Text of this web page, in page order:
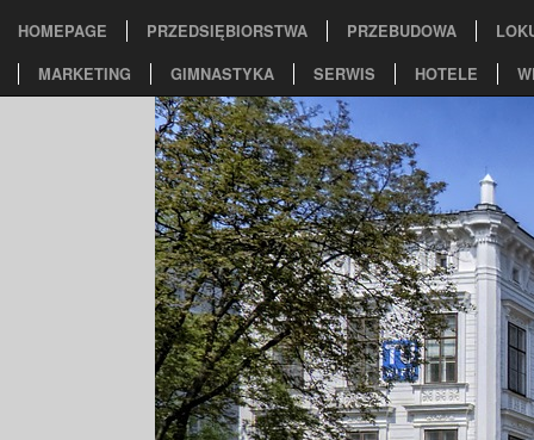
HOMEPAGE PRZEDSIĘBIORSTWA PRZEBUDOWA
MARKETING
GIMNASTYKA SERWIS HOTELE